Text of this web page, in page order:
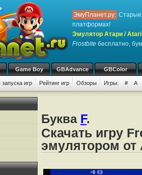
ЭмуПланет.ру: Старые
платформах!
Эмулятор Атари /
Frostbite бесплатно,
Game Boy GBAdvance GBColor
игр Рейтинг игр Обзоры Игры: # A
Буква F.
Скачать игру
эмулятором от